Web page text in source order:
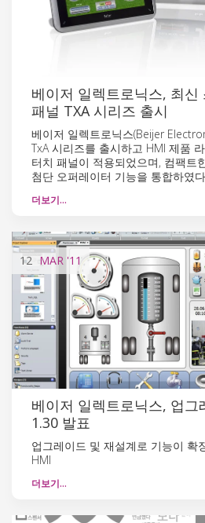
베이저 일렉트로닉스, 최신
패널 TXA 시리즈 출시
베이저 일렉트로닉스(Beijer
TxA 시리즈를 출시하고 HMI 제품
터치 패널이 적용되었으며, 컴팩트
첨단 오퍼레이터 기능을 통합하였
더보기…
12 MAR '11
베이저 일렉트로닉스, 업그
1.30 발표
업그레이드 및 재설계로 기능이 확
HMI
더보기…